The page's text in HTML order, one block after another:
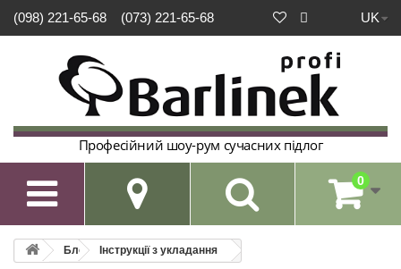
UK
(098) 221-65-68 (073) 221-65-68
Професійний шоу-рум сучасних підлог
 0
Блог Інструкції з укладання